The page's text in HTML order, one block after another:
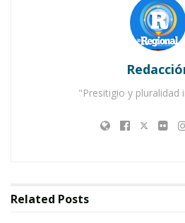
Buena tarde taurina en
"Presitigio y pluralidad
Related Posts